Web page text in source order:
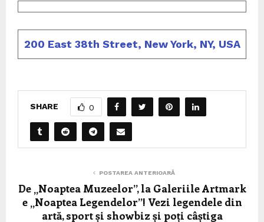
200 East 38th Street, New York, NY, USA
SHARE 0
POSTAREA ANTERIOARĂ
De „Noaptea Muzeelor”, la Galeriile Artmark
e „Noaptea Legendelor”! Vezi legendele din
artă, sport și showbiz și poți câștiga